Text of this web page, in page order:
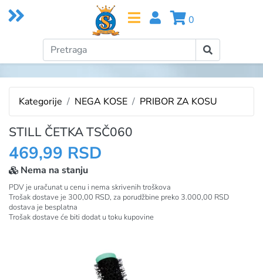
0
Kategorije NEGA KOSE PRIBOR ZA KOSU
STILL ČETKA TSČ060
469,99 RSD
Nema na stanju
PDV je uračunat u cenu i nema skrivenih troškova
Trošak dostave je 300,00 RSD, za porudžbine preko 3.000,00 RSD
dostava je besplatna
Trošak dostave će biti dodat u toku kupovine